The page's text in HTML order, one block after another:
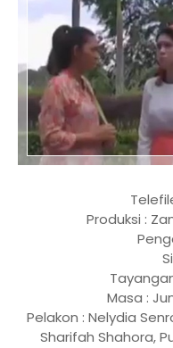
Produksi :
Masa :
Pelakon : Nelydia
Sharifah Shahora,